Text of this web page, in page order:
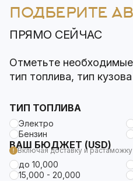
ПОДБЕРИТЕ
ПРЯМО СЕЙЧАС
Отметьте
тип топлива, тип
ТИП ТОПЛИВА
Электро
Бензин
ВАШ БЮДЖЕТ (USD)
Включая доставку и растаможку
до 10,000
15,000 - 20,000